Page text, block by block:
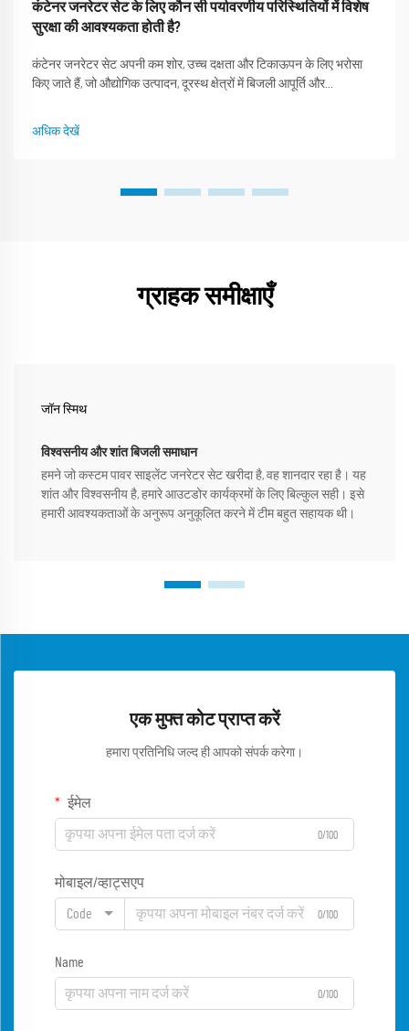
कंटेनर जनरेटर सेट के लिए कौन सी पर्यावरणीय परिस्थितियों में विशेष
सुरक्षा की आवश्यकता होती है?
कंटेनर जनरेटर सेट अपनी कम शोर, उच्च दक्षता और टिकाऊपन के लिए भरोसा
किए जाते हैं, जो औद्योगिक उत्पादन, दूरस्थ क्षेत्रों में बिजली आपूर्ति और
लगभग 30 वर्षों के साथ एक वैश्विक नेता...
अधिक देखें
ग्राहक समीक्षाएँ
जॉन स्मिथ
विश्वसनीय और शांत बिजली समाधान
हमने जो कस्टम पावर साइलेंट जनरेटर सेट खरीदा है, वह शानदार रहा है। यह
शांत और विश्वसनीय है, हमारे आउटडोर कार्यक्रमों के लिए बिल्कुल सही। इसे
हमारी आवश्यकताओं के अनुरूप अनुकूलित करने में टीम बहुत सहायक थी।
एक मुफ्त कोट प्राप्त करें
हमारा प्रतिनिधि जल्द ही आपको संपर्क करेगा।
ईमेल
0/100
मोबाइल/व्हाट्सएप
Code 0/100
Name
0/100